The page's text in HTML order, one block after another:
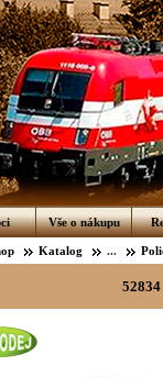
Vše o nákupu
Katalog ...